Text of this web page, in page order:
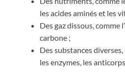
les acides aminés et les
Des gaz dissous, comme
carbone ;
Des substances
les enzymes, les